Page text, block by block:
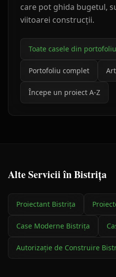
care pot ghida bugetul,
viitoarei construcții.
Toate casele din portofoliu
Portofoliu complet
Începe un proiect A-Z
Alte Servicii înBistrița
Proiectant Bistrița
Case Moderne Bistrița
Autorizație de Construire